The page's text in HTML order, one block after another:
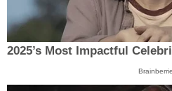
2025’s Most Impactful